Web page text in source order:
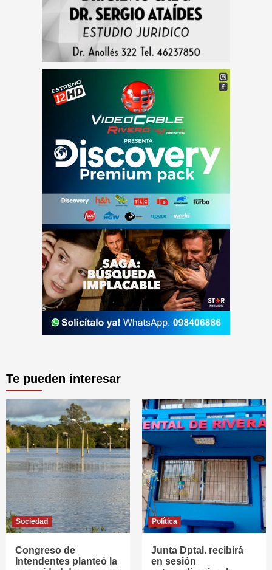
Te pueden interesar
Sociedad
Congreso de
Intendentes planteó la
Política
Junta Dptal. recibirá
en sesión